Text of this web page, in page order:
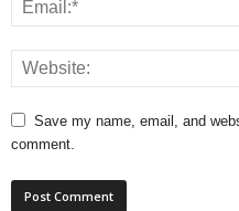
Save my name, email, and
comment.